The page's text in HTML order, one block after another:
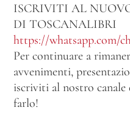
ISCRIVITI AL
DI TOSCANALIBRI
https://whatsapp.com/
Per continuare a
avvenimenti,
iscriviti al nostro
farlo!